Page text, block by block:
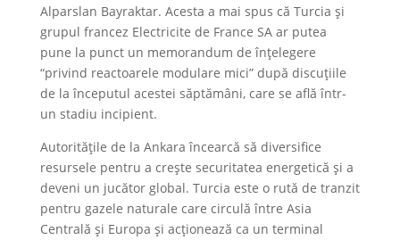
Alparslan Bayraktar. Acesta a mai spus că Turcia şi
grupul francez Electricite de France SA ar putea
pune la punct un memorandum de înţelegere
“privind reactoarele modulare mici” după discuţiile
de la începutul acestei săptămâni, care se află într-
un stadiu incipient.
Autorităţile de la Ankara încearcă să diversifice
resursele pentru a creşte securitatea energetică şi a
deveni un jucător global. Turcia este o rută de tranzit
pentru gazele naturale care circulă între Asia
Centrală şi Europa şi acţionează ca un terminal